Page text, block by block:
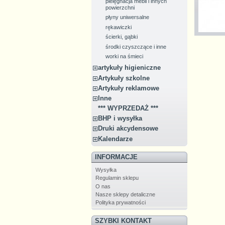
powierzchni
płyny uniwersalne
rękawiczki
ścierki, gąbki
środki czyszczące i inne
worki na śmieci
artykuły higieniczne
Artykuły szkolne
Artykuły reklamowe
Inne
*** WYPRZEDAŻ ***
BHP i wysyłka
Druki akcydensowe
Kalendarze
INFORMACJE
Wysyłka
Regulamin sklepu
O nas
Nasze sklepy detaliczne
Polityka prywatności
SZYBKI KONTAKT